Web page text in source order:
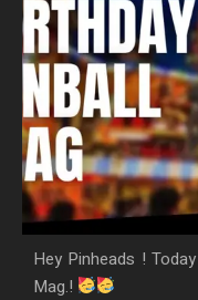
Hey Pinheads !
Mag.!